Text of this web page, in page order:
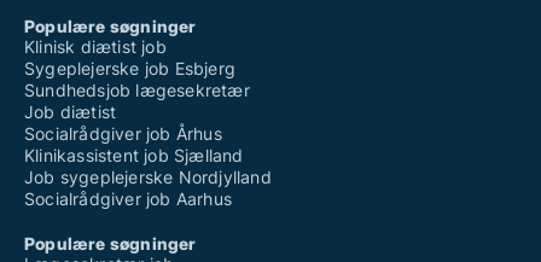
Populære søgninger
Klinisk diætist job
Sygeplejerske job Esbjerg
Sundhedsjob lægesekretær
Job diætist
Socialrådgiver job Århus
Klinikassistent job Sjælland
Job sygeplejerske Nordjylland
Socialrådgiver job Aarhus
Populære søgninger